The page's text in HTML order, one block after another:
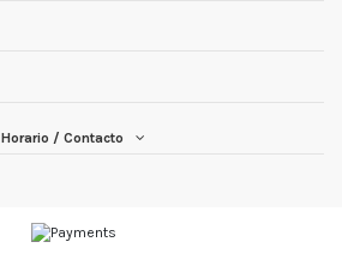
Horario / Contacto